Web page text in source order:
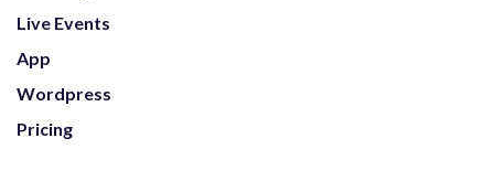
Live Events
App
Wordpress
Pricing